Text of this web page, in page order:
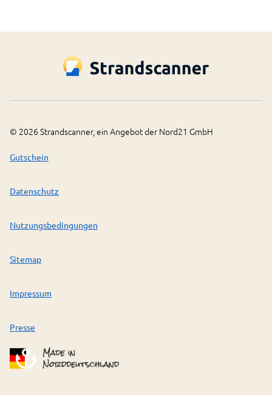
© 2026 Strandscanner, ein Angebot der Nord21 GmbH
Gutschein
Datenschutz
Nutzungsbedingungen
Sitemap
Impressum
Presse